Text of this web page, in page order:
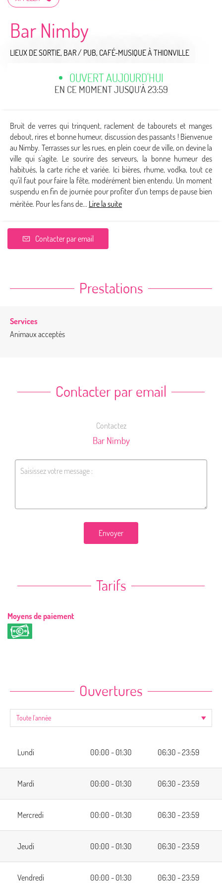
Bar Nimby
LIEUX DE SORTIE, BAR / PUB, CAFÉ-MUSIQUEÀ THIONVILLE
OUVERT AUJOURD'HUI
EN CE MOMENT JUSQU'À 23:59
Bruit de verres qui trinquent, raclement de tabourets et manges
debout, rires et bonne humeur, discussion des passants ! Bienvenue
au Nimby. Terrasses sur les rues, en plein coeur de ville, on devine la
ville qui s'agite. Le sourire des serveurs, la bonne humeur des
habitués, la carte riche et variée. Ici bières, rhume, vodka, tout ce
qu'il faut pour faire la fête, modérément bien entendu. Un moment
suspendu en fin de journée pour profiter d'un temps de pause bien
méritée. Pour les fans de... Lire la suite
Contacter par email
Prestations
Services
Animaux acceptés
Contacter par email
Contactez
Bar Nimby
Envoyer
Tarifs
Moyens de paiement
Ouvertures
Lundi 00:00 - 01:30 06:30 - 23:59
Mardi 00:00 - 01:30 06:30 - 23:59
Mercredi 00:00 - 01:30 06:30 - 23:59
Jeudi 00:00 - 01:30 06:30 - 23:59
Vendredi 00:00 - 01:30 06:30 - 23:59